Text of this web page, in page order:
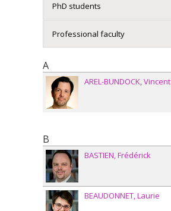
PhD students
Professional faculty
A
AREL-BUNDOCK Vincent
B
BASTIEN Frédérick
BEAUDONNET Laurie